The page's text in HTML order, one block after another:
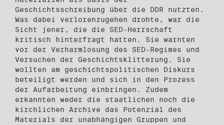
Geschichtsschreibung über die DDR nutzten.
Was dabei verlorenzugehen drohte, war die
Sicht jener, die die SED-Herrschaft
kritisch hinterfragt hatten. Sie warnten
vor der Verharmlosung des SED-Regimes und
Versuchen der Geschichtsklitterung. Sie
wollten am geschichtspolitischen Diskurs
beteiligt werden und sich in den Prozess
der Aufarbeitung einbringen. Zudem
erkannten weder die staatlichen noch die
kirchlichen Archive das Potenzial des
Materials der unabhängigen Gruppen und